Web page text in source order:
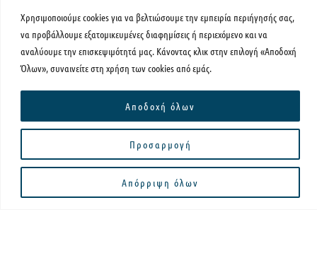
Χρησιμοποιούμε cookies για να βελτιώσουμε την εμπειρία περιήγησής σας,
να προβάλλουμε εξατομικευμένες διαφημίσεις ή περιεχόμενο και να
αναλύουμε την επισκεψιμότητά μας. Κάνοντας κλικ στην επιλογή «Αποδοχή
Όλων», συναινείτε στη χρήση των cookies από εμάς.
Προσαρμογή
Απόρριψη όλων
Αποδοχή όλων
F
a
c
e
b
o
I
n
s
t
a
r
a
L
i
n
k
e
i
n
T
r
i
p
a
v
i
o
r
Y
o
u
t
e
Copyright © 2026 Papakonstantinou Travel